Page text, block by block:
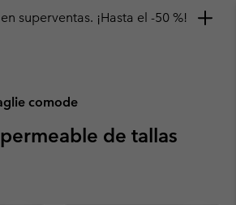
superventas. ¡Hasta el -50 %!
comode
de tallas